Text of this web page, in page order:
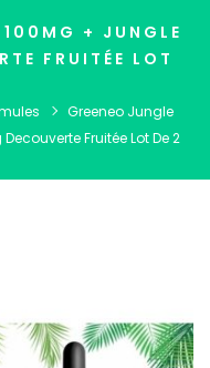
100MG + JUNGLE
FRUITÉE LOT
Greeneo Jungle
Fruitée Lot De 2